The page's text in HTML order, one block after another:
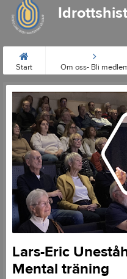
Start Om oss- Bli
Lars-Eric
Mental träning